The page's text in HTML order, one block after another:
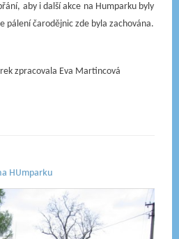
aby i další akce na Humparku byly
pálení čarodějnic zde byla zachována.
zpracovala Eva Martincová
HUmparku